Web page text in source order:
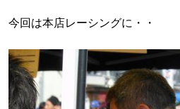
今回は本店レーシングに・・